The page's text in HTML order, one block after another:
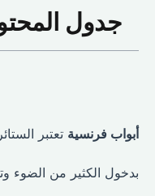
جدول
أبواب فرنسيةتعتبر
بدخول الكثير من الضوء